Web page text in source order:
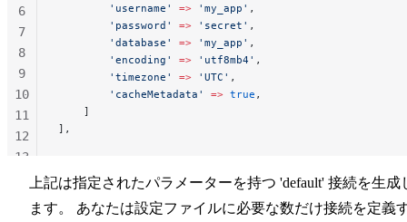
        'username'
=> 'my_app' ,
        'password'
=> 'secret' ,
        'database'
=> 'my_app' ,
        'encoding'
=> 'utf8mb4' ,
        'timezone'
=> 'UTC' ,
        'cacheMetadata'
=> true ,
    ]
],
6
7
8
9
10
11
12
13
上記は指定されたパラメーターを持つ 'default' 接続を生成
ます。 あなたは設定ファイルに必要な数だけ接続を定義